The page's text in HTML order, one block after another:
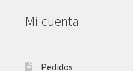
Mi cuenta
Pedidos